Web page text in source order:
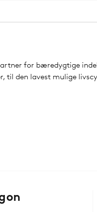
for bæredygtige
til den lavest mulige